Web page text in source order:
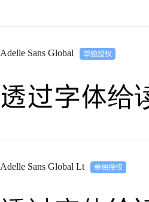
Adelle Sans Global
透过字体给
Adelle Sans Global Lt